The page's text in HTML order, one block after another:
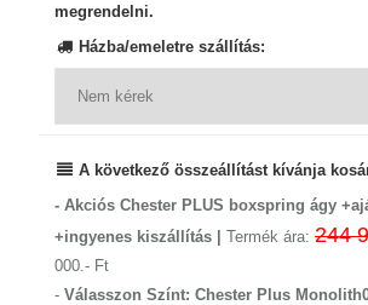
megrendelni.
Házba/emeletre szállítás:
A következő összeállítást kívánja
- Akciós Chester PLUS boxspring ágy
+ingyenes kiszállítás | Termék ára: 244
000.- Ft
- Válasszon Színt: Chester Plus